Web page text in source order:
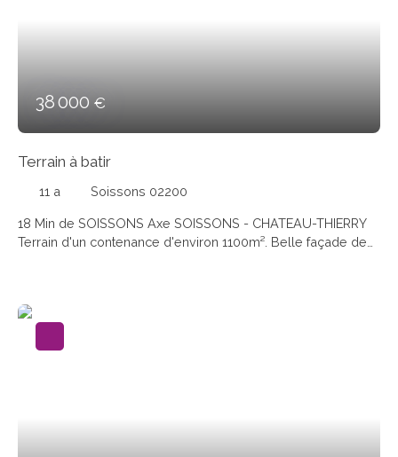
38 000 €
Terrain à batir
11 a Soissons 02200
18 Min de SOISSONS Axe SOISSONS - CHATEAU-THIERRY
Terrain d'un contenance d'environ 1100m². Belle façade de